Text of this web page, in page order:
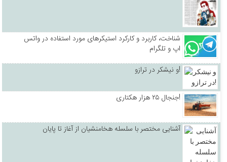
شناخت، کاربرد و کارکرد استیکرهای مورد استفاده در واتس
اپ و تلگرام
و نیشکر در ترازو!
جنجال ۲۵ هزار هکتاری!
آشنایی مختصر با سلسله هخامنشیان از آغاز تا پایان